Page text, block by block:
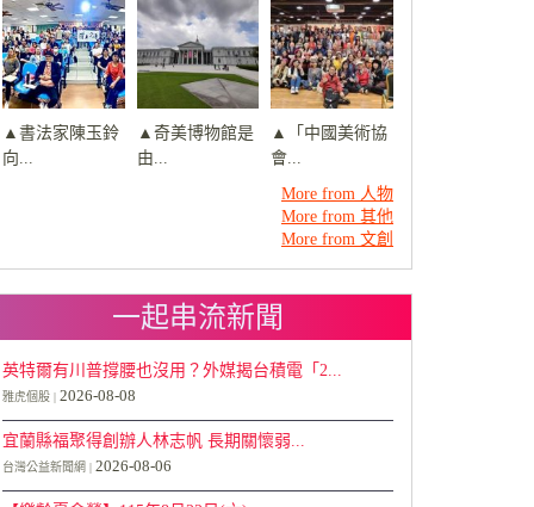
▲書法家陳玉鈴
向...
▲奇美博物館是
由...
▲「中國美術協
會...
More from 人物
More from 其他
More from 文創
一起串流新聞
英特爾有川普撐腰也沒用？外媒揭台積電「2...
雅虎個股 2026-08-08
宜蘭縣福聚得創辦人林志帆 長期關懷弱...
台灣公益新聞網 2026-08-06